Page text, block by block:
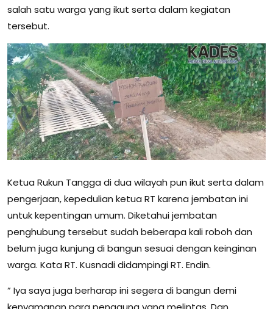
salah satu warga yang ikut serta dalam kegiatan
tersebut.
Ketua Rukun Tangga di dua wilayah pun ikut serta dalam
pengerjaan, kepedulian ketua RT karena jembatan ini
untuk kepentingan umum. Diketahui jembatan
penghubung tersebut sudah beberapa kali roboh dan
belum juga kunjung di bangun sesuai dengan keinginan
warga. Kata RT. Kusnadi didampingi RT. Endin.
” Iya saya juga berharap ini segera di bangun demi